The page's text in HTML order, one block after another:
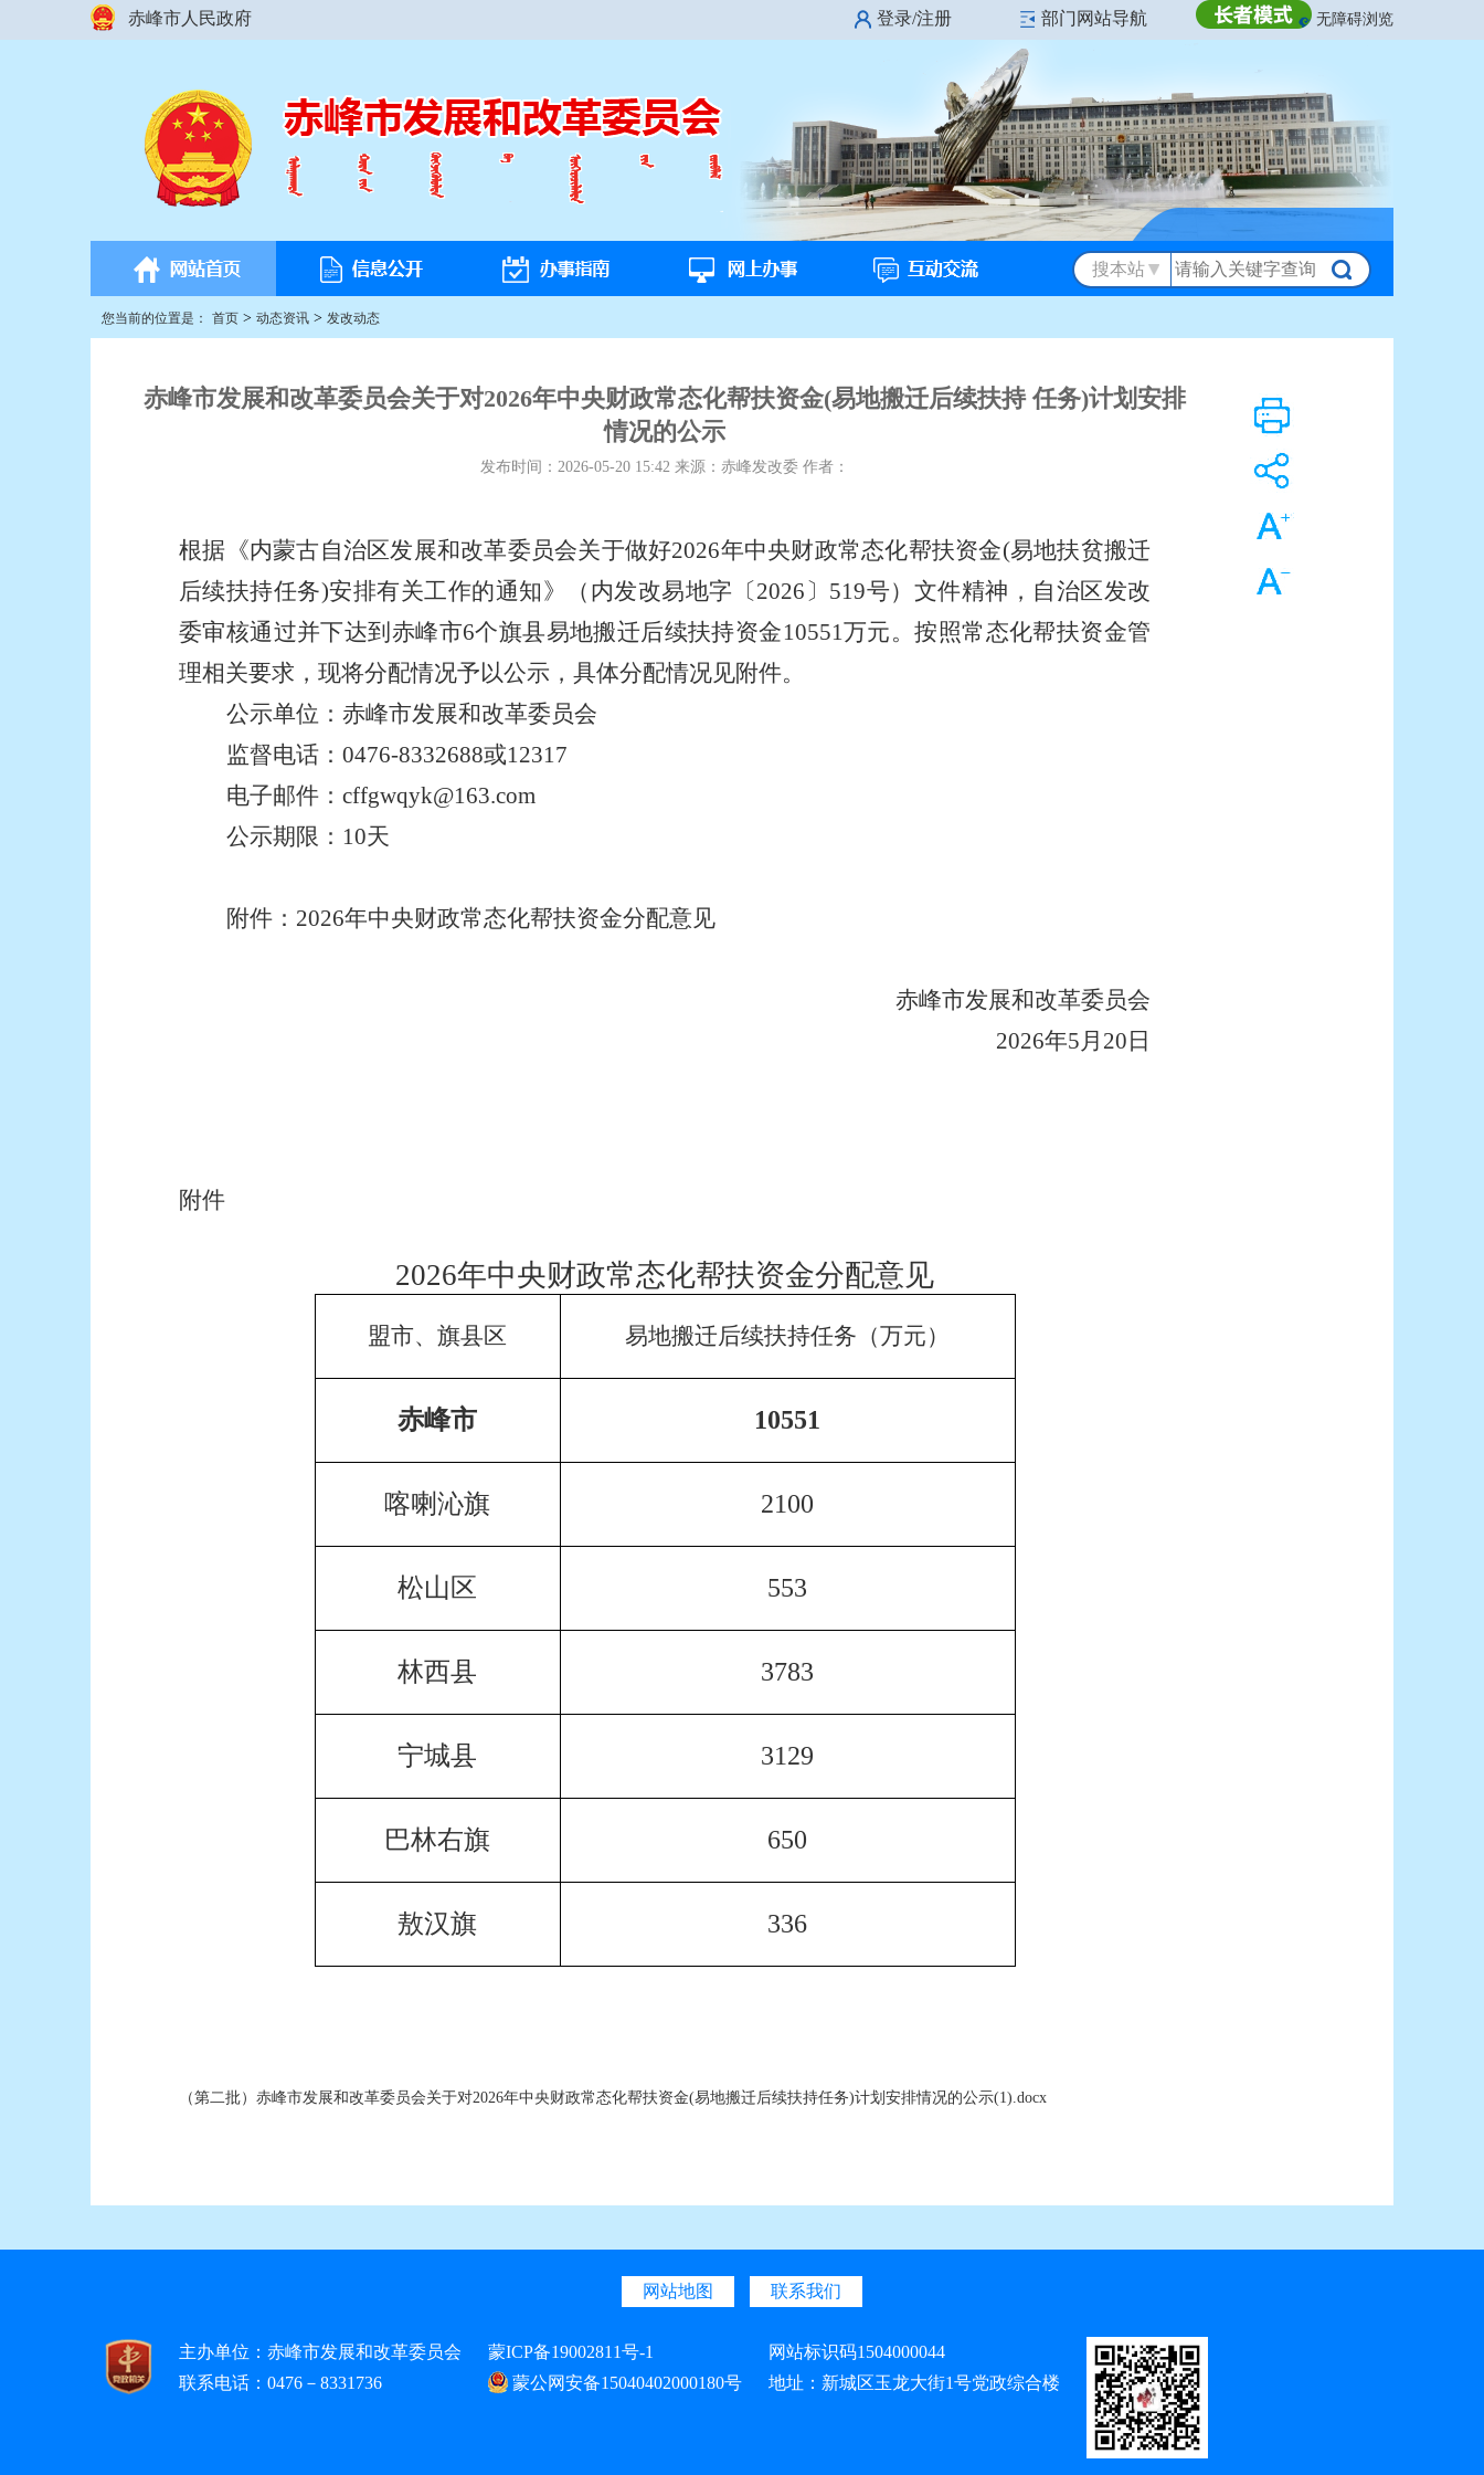
赤峰市人民政府 登录/注册 部门网站导航 无障碍浏览
搜本站
您当前的位置是： 首页 > 动态资讯 > 发改动态
赤峰市发展和改革委员会关于对2026年中央财政常态化帮扶资金(易地搬迁后续扶持 任务)计划安排
情况的公示
发布时间： 2026-05-20 15:42 来源： 赤峰发改委 作者：
根据《内蒙古自治区发展和改革委员会关于做好2026年中央财政常态化帮扶资金(易地扶贫搬迁
后续扶持任务)安排有关工作的通知》（内发改易地字〔2026〕519号）文件精神，自治区发改
委审核通过并下达到赤峰市6个旗县易地搬迁后续扶持资金10551万元。按照常态化帮扶资金管
理相关要求，现将分配情况予以公示，具体分配情况见附件。
公示单位：赤峰市发展和改革委员会
监督电话：0476-8332688或12317
电子邮件： cffgwqyk@163.com
公示期限：10天
附件：2026年中央财政常态化帮扶资金分配意见
赤峰市发展和改革委员会
2026年5月20日
附件
2026年中央财政常态化帮扶资金分配意见
盟市、旗县区 易地搬迁后续扶持任务（万元）
赤峰市 10551
喀喇沁旗 2100
松山区 553
林西县 3783
宁城县 3129
巴林右旗 650
敖汉旗 336
（第二批）赤峰市发展和改革委员会关于对2026年中央财政常态化帮扶资金(易地搬迁后续扶持任务)计划安排情况的公示(1).docx
网站地图 联系我们
主办单位：赤峰市发展和改革委员会
联系电话：0476－8331736
蒙ICP备19002811号-1
蒙公网安备15040402000180号
网站标识码1504000044
地址：新城区玉龙大街1号党政综合楼